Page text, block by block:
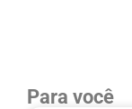
Para você